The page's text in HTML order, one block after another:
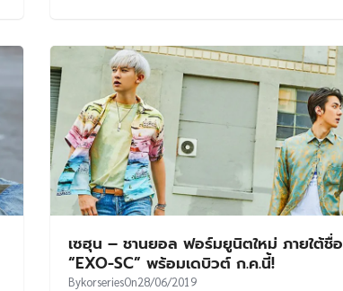
เซฮุน – ชานยอล ฟอร์มยูนิตใหม่ ภายใต้ชื่อ
“EXO-SC” พร้อมเดบิวต์ ก.ค.นี้!
BykorseriesOn28/06/2019